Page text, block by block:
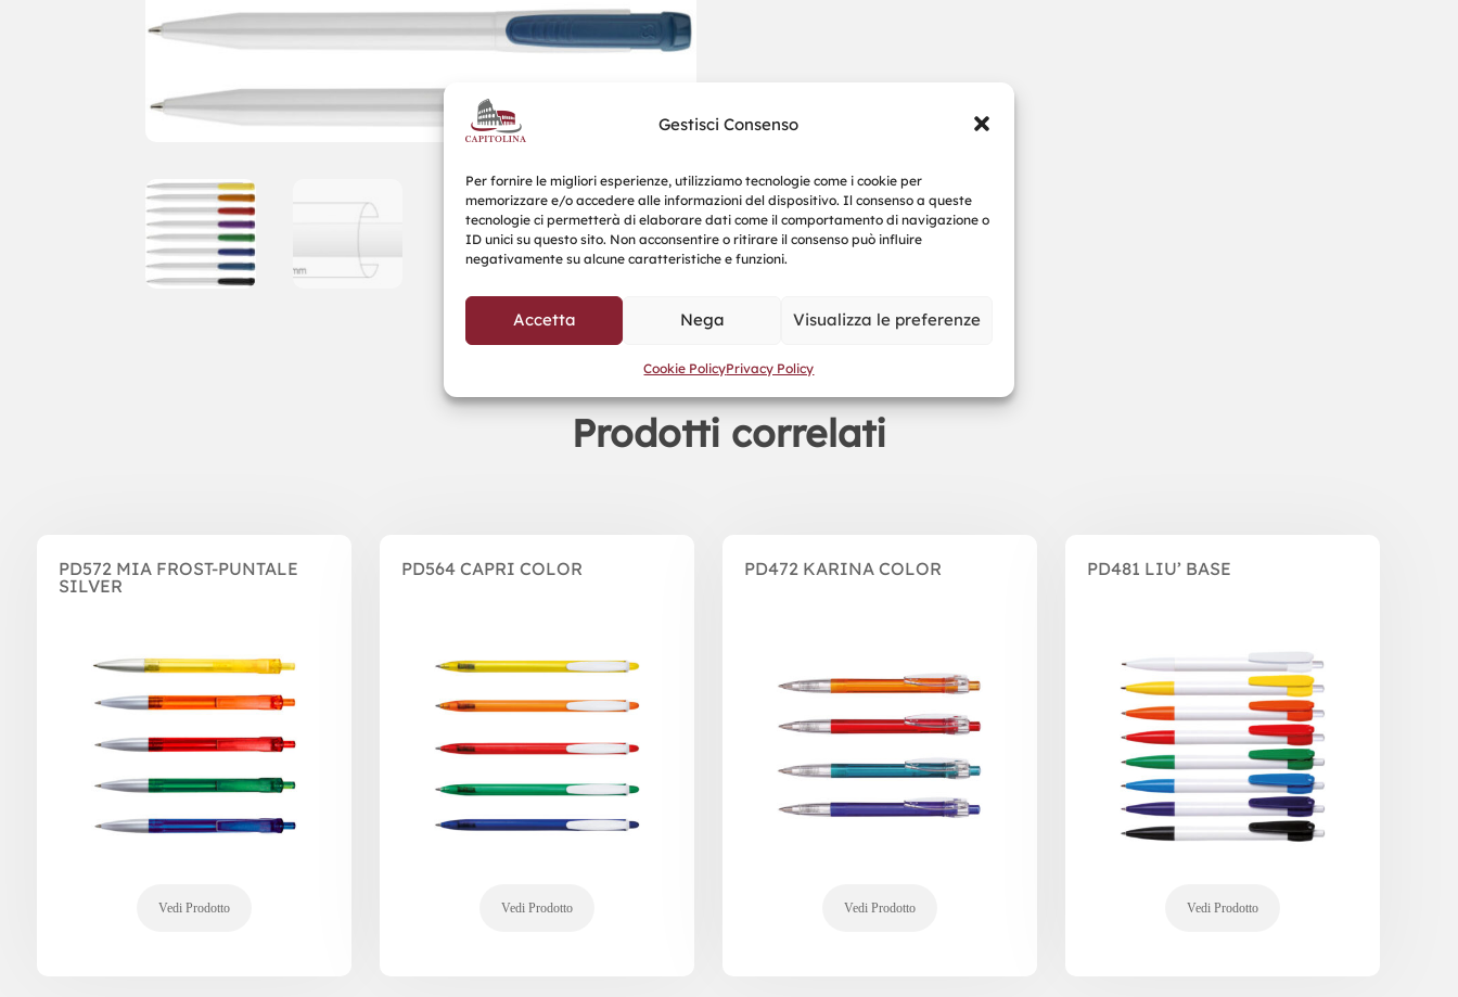
Gestisci Consenso
Per fornire le migliori esperienze, utilizziamo tecnologie come i cookie per
memorizzare e/o accedere alle informazioni del dispositivo. Il consenso a queste
tecnologie ci permetterà di elaborare dati come il comportamento di navigazione o
ID unici su questo sito. Non acconsentire o ritirare il consenso può influire
negativamente su alcune caratteristiche e funzioni.
Accetta Nega Visualizza le preferenze
Cookie PolicyPrivacy Policy
Prodotti correlati
PD572 MIA FROST-PUNTALE
SILVER
PD564 CAPRI COLOR PD472 KARINA COLOR PD481 LIU’ BASE